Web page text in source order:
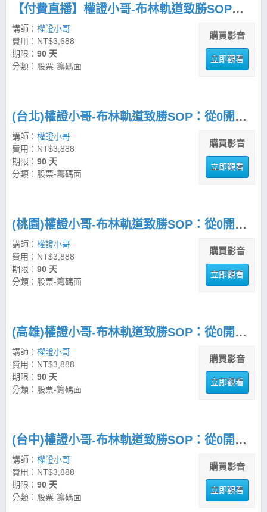
【付費直播】權證小哥-布林軌道致勝SOP：從0開始建立交易紀律
講師： 權證小哥
費用：NT$3,688
期限： 90 天
分類：股票-籌碼面
購買影音
立即觀看
(台北)權證小哥-布林軌道致勝SOP：從0開始建立交易紀律
講師： 權證小哥
費用：NT$3,888
期限： 90 天
分類：股票-籌碼面
購買影音
立即觀看
(桃園)權證小哥-布林軌道致勝SOP：從0開始建立交易紀律
講師： 權證小哥
費用：NT$3,888
期限： 90 天
分類：股票-籌碼面
購買影音
立即觀看
(高雄)權證小哥-布林軌道致勝SOP：從0開始建立交易紀律
講師： 權證小哥
費用：NT$3,888
期限： 90 天
分類：股票-籌碼面
購買影音
立即觀看
(台中)權證小哥-布林軌道致勝SOP：從0開始建立交易紀律
講師： 權證小哥
費用：NT$3,888
期限： 90 天
分類：股票-籌碼面
購買影音
立即觀看